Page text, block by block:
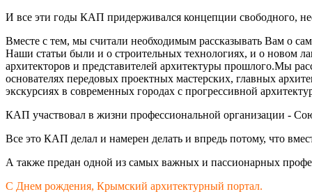
И все эти годы КАП придерживался концепции свободного,
Вместе с тем, мы считали необходимым рассказывать Вам о
Наши статьи были и о строительных технологиях, и о новом
архитекторов и представителей архитектуры прошлого.Мы
основателях передовых проектных мастерских, главных
экскурсиях в современных городах с прогрессивной
КАП участвовал в жизни профессиональной организации -
Все это КАП делал и намерен делать и впредь потому, что
А также предан одной из самых важных и пассионарных
С Днем рождения, Крымский архитектурный портал.